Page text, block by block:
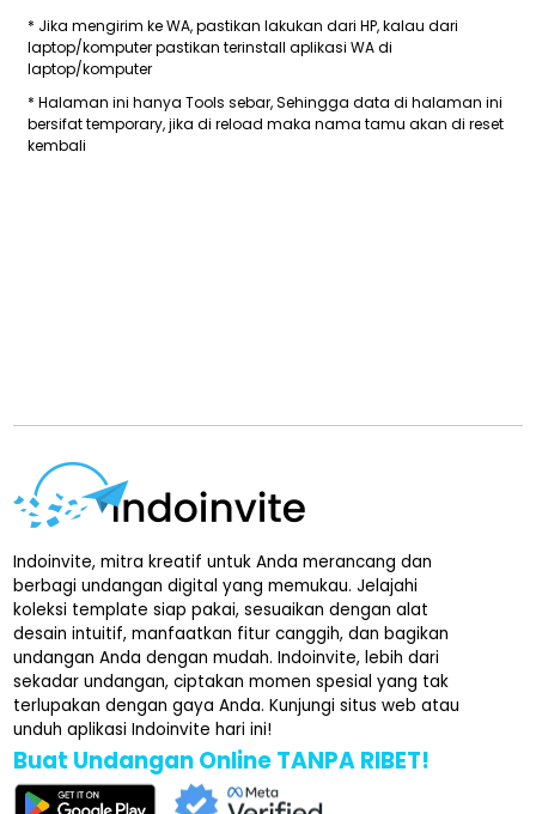
* Jika mengirim ke WA, pastikan lakukan dari HP, kalau dari
laptop/komputer pastikan terinstall aplikasi WA di
laptop/komputer
* Halaman ini hanya Tools sebar, Sehingga data di halaman ini
bersifat temporary, jika di reload maka nama tamu akan di reset
kembali
Indoinvite, mitra kreatif untuk Anda merancang dan
berbagi undangan digital yang memukau. Jelajahi
koleksi template siap pakai, sesuaikan dengan alat
desain intuitif, manfaatkan fitur canggih, dan bagikan
undangan Anda dengan mudah. Indoinvite, lebih dari
sekadar undangan, ciptakan momen spesial yang tak
terlupakan dengan gaya Anda. Kunjungi situs web atau
unduh aplikasi Indoinvite hari ini!
Buat Undangan Online TANPA RIBET!